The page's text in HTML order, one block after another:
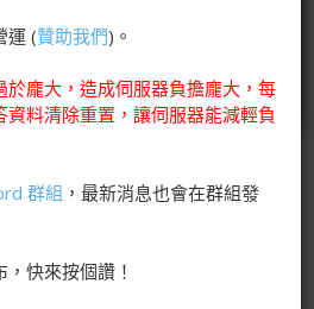
關閉
運 (贊助我們)。
於龐大，造成伺服器負擔龐大，每
料清除重置，讓伺服器能減輕負
群組 ，最新消息也會在群組發
快來按個讚！
a
v
a